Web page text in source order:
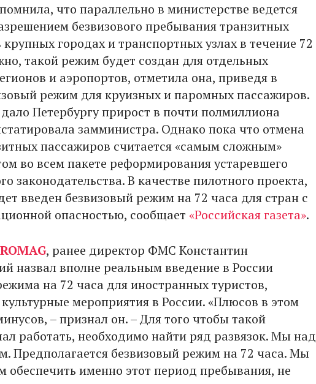
что параллельно в министерстве ведется
безвизового пребывания транзитных
городах и транспортных узлах в течение 72
такой режим будет создан для отдельных
и аэропортов, отметила она, приведя в
режим для круизных и паромных пассажиров.
Петербургу прирост в почти полмиллиона
замминистра. Однако пока что отмена
пассажиров считается «самым сложным»
во всем пакете реформирования устаревшего
законодательства. В качестве пилотного проекта,
введен безвизовый режим на 72 часа для стран с
опасностью, сообщает «Российская газета».
, ранее директор ФМС Константин
назвал вполне реальным введение в России
на 72 часа для иностранных туристов,
мероприятия в России. «Плюсов в этом
– признал он. – Для того чтобы такой
работать, необходимо найти ряд развязок. Мы над
Предполагается безвизовый режим на 72 часа. Мы
обеспечить именно этот период пребывания, не